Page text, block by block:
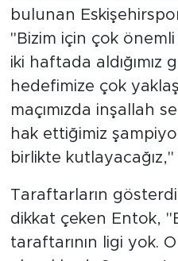
bulunan
"Bizim için çok
iki haftada aldığımız
hedefimize çok
maçımızda inşallah
hak ettiğimiz
birlikte kutlayacağız,"
Taraftarların
dikkat çeken Entok,
taraftarının ligi yok.